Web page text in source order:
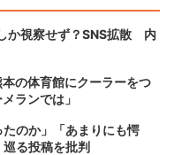
か視察せず？SNS拡散 内
の体育館にクーラーをつ
ランでは」
のか」「あまりにも愕
る投稿を批判